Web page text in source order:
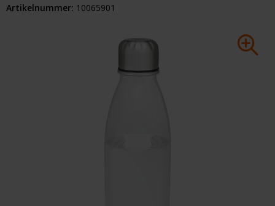
Tassen & Reizen
Elektronica & Gadgets
Kerst
Eindejaarsgeschenken
Alle merken
Artikelnummer: 10065901